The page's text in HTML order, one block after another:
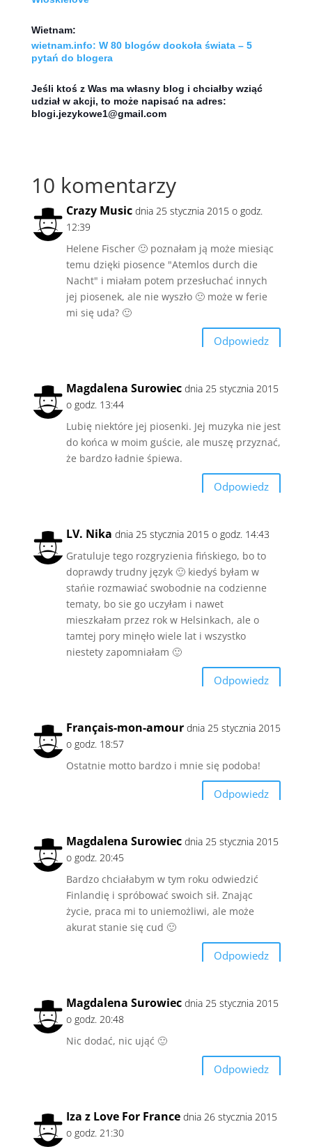
Wietnam:
wietnam.info: W 80 blogów dookoła świata – 5
pytań do blogera
Jeśli ktoś z Was ma własny blog i chciałby wziąć
udział w akcji, to może napisać na adres:
blogi.jezykowe1@gmail.com
10 komentarzy
Crazy Music dnia 25 stycznia 2015 o godz.
12:39
Helene Fischer 🙂 poznałam ją może miesiąc
temu dzięki piosence "Atemlos durch die
Nacht" i miałam potem przesłuchać innych
jej piosenek, ale nie wyszło 🙁 może w ferie
mi się uda? 🙂
Odpowiedz
Magdalena Surowiec dnia 25 stycznia 2015
o godz. 13:44
Lubię niektóre jej piosenki. Jej muzyka nie jest
do końca w moim guście, ale muszę przyznać,
że bardzo ładnie śpiewa.
Odpowiedz
LV. Nika dnia 25 stycznia 2015 o godz. 14:43
Gratuluje tego rozgryzienia fińskiego, bo to
doprawdy trudny język 🙂 kiedyś byłam w
stańie rozmawiać swobodnie na codzienne
tematy, bo sie go uczyłam i nawet
mieszkałam przez rok w Helsinkach, ale o
tamtej pory minęło wiele lat i wszystko
niestety zapomniałam 🙂
Odpowiedz
Français-mon-amour dnia 25 stycznia 2015
o godz. 18:57
Ostatnie motto bardzo i mnie się podoba!
Odpowiedz
Magdalena Surowiec dnia 25 stycznia 2015
o godz. 20:45
Bardzo chciałabym w tym roku odwiedzić
Finlandię i spróbować swoich sił. Znając
życie, praca mi to uniemożliwi, ale może
akurat stanie się cud 🙂
Odpowiedz
Magdalena Surowiec dnia 25 stycznia 2015
o godz. 20:48
Nic dodać, nic ująć 🙂
Odpowiedz
Iza z Love For France dnia 26 stycznia 2015
o godz. 21:30